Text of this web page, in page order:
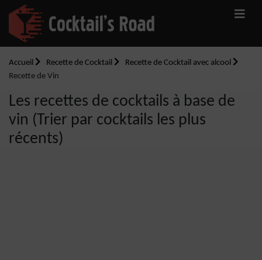
Accueil Recette de Cocktail
Recette de Cocktail avec alcool
Recette de Vin
Les recettes de cocktails à base de
vin (Trier par cocktails les plus
récents)